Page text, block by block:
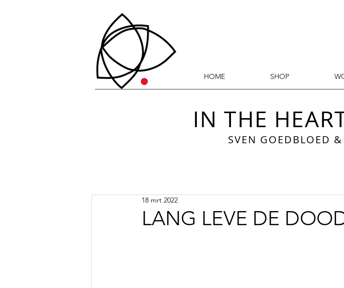
HOME SHOP
IN THE
SVEN GOEDBLOED &
LANG LEVE DE
18 mrt 2022